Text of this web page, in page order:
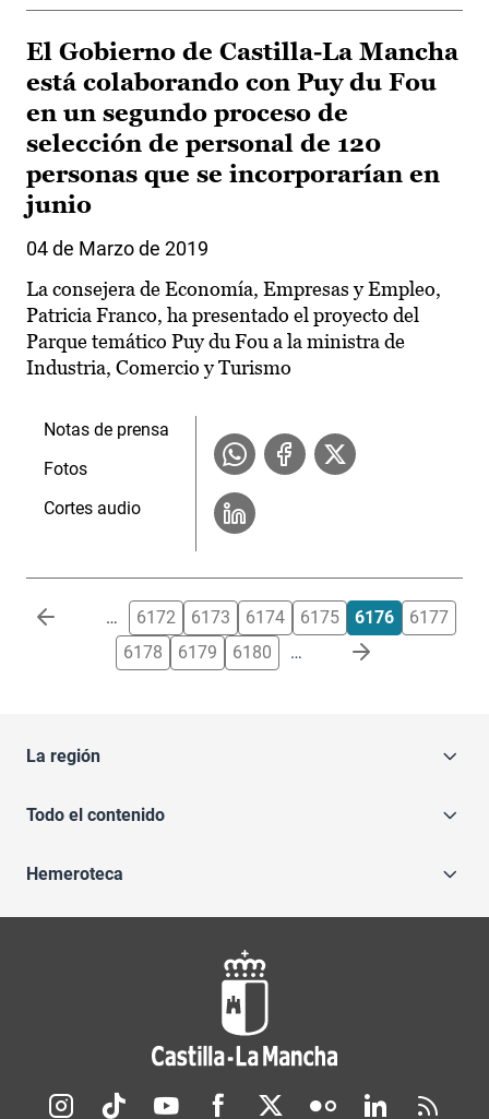
El Gobierno de Castilla-La Mancha
está colaborando con Puy du Fou
en un segundo proceso de
selección de personal de 120
personas que se incorporarían en
junio
04 de Marzo de 2019
La consejera de Economía, Empresas y Empleo,
Patricia Franco, ha presentado el proyecto del
Parque temático Puy du Fou a la ministra de
Industria, Comercio y Turismo
Notas de prensa
Fotos
Cortes audio
Paginación … 6172 6173 6174 6175 6176
6177
6178
6179 6180 …
La región
Todo el contenido
Hemeroteca
Redes sociales JCCM